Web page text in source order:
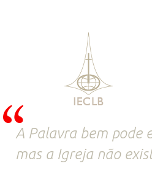
A Palavra bem pode
mas a Igreja não